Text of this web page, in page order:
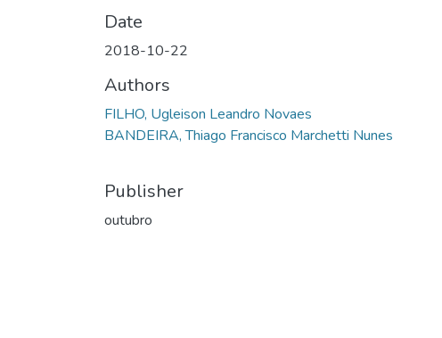
Date
2018-10-22
Authors
FILHO, Ugleison Leandro Novaes
BANDEIRA, Thiago Francisco Marchetti Nunes
Publisher
outubro